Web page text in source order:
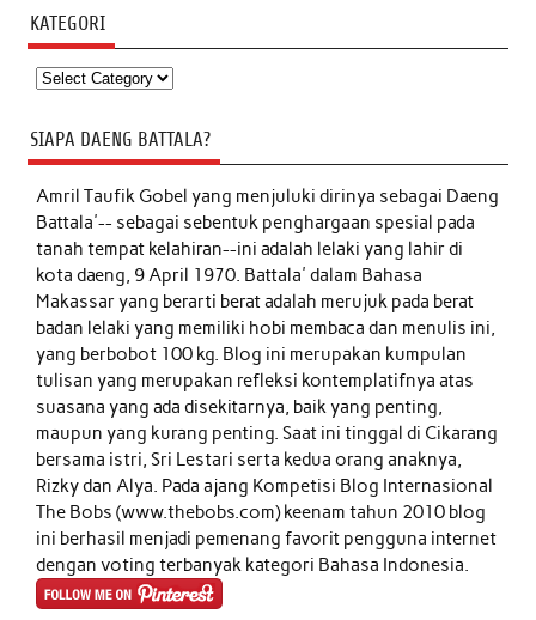
KATEGORI
Kategori
SIAPA DAENG BATTALA?
Amril Taufik Gobelyang menjuluki dirinya sebagai Daeng
Battala'-- sebagai sebentuk penghargaan spesial pada
tanah tempat kelahiran--ini adalah lelaki yang lahir di
kota daeng, 9 April 1970. Battala' dalam Bahasa
Makassar yang berarti berat adalah merujuk pada berat
badan lelaki yang memiliki hobi membaca dan menulis ini,
yang berbobot 100 kg. Blog ini merupakan kumpulan
tulisan yang merupakan refleksi kontemplatifnya atas
suasana yang ada disekitarnya, baik yang penting,
maupun yang kurang penting. Saat ini tinggal di Cikarang
bersama istri, Sri Lestari serta kedua orang anaknya,
Rizky dan Alya. Pada ajang Kompetisi Blog Internasional
The Bobs (www.thebobs.com) keenam tahun 2010 blog
ini berhasil menjadi pemenang favorit pengguna internet
dengan voting terbanyak kategori Bahasa Indonesia.